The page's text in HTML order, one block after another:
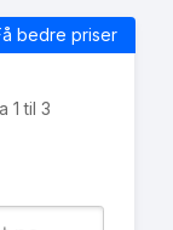
1 til 3
bedre priser